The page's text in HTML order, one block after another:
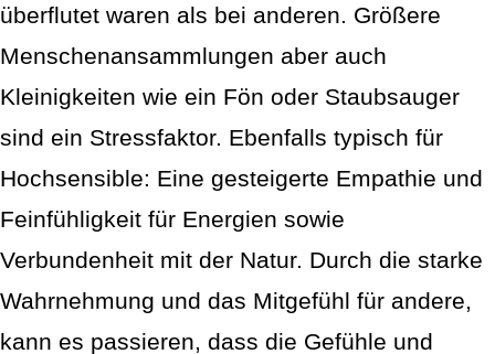
überflutet waren als bei anderen. Größere
Menschenansammlungen aber auch
Kleinigkeiten wie ein Fön oder Staubsauger
sind ein Stressfaktor. Ebenfalls typisch für
Hochsensible: Eine gesteigerte Empathie und
Feinfühligkeit für Energien sowie
Verbundenheit mit der Natur. Durch die starke
Wahrnehmung und das Mitgefühl für andere,
kann es passieren, dass die Gefühle und